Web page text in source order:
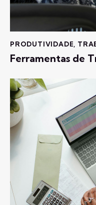
PRODUTIVIDADE
Ferramentas de